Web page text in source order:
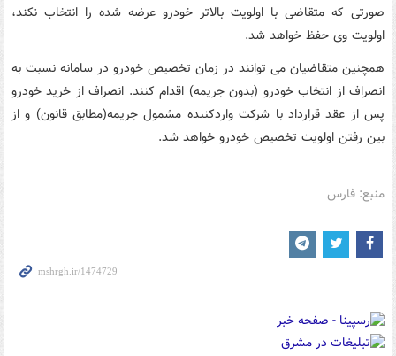
صورتی که متقاضی با اولویت بالاتر خودرو عرضه شده را انتخاب نکند،
اولویت وی حفظ خواهد شد.
همچنین متقاضیان می توانند در زمان تخصیص خودرو در سامانه نسبت به
انصراف از انتخاب خودرو (بدون جریمه) اقدام کنند. انصراف از خرید خودرو
پس از عقد قرارداد با شرکت واردکننده مشمول جریمه(مطابق قانون) و از
بین رفتن اولویت تخصیص خودرو خواهد شد.
منبع: فارس